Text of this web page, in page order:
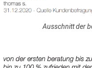
Ausschnitt der